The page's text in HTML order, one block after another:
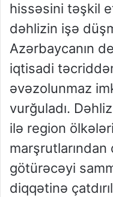
hissəsini təşkil
dəhlizin işə
Azərbaycanın
iqtisadi
əvəzolunmaz
vurğuladı.
ilə region
götürəcəyi
diqqətinə